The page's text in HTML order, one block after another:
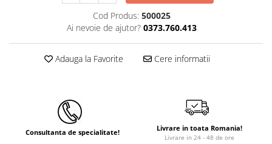
Panouri solare si fotovoltaice
Panouri solare cu tuburi vidate
Panouri solare plane
Pachete complete panouri solare
Panouri solare fotovoltaice
Ventilatie si climatizare
Cod Produs: 500025
Ai nevoie de ajutor? 0373.760.413
Adauga la Favorite Cere informatii
Consultanta de specialitate! Livrare in toata Romania!
Livrare in 24 - 48 de ore